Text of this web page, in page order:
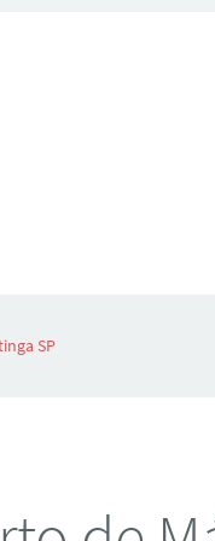
SP